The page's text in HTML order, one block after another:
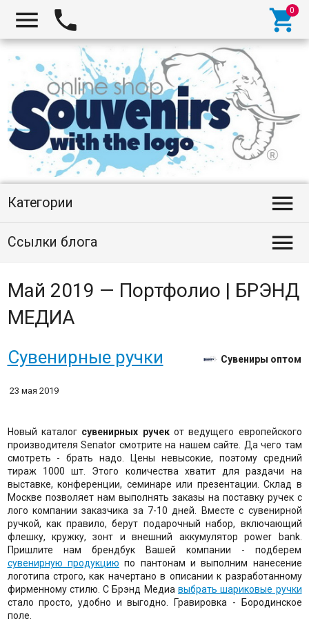
  
Категории 
Ссылки блога 
Май 2019 — Портфолио | БРЭНД
МЕДИА
Сувенирные ручки Сувениры оптом
23 мая 2019
Новый каталог сувенирных ручекот ведущего европейского
производителя Senator смотрите на нашем сайте. Да чего там
смотреть - брать надо. Цены невысокие, поэтому средний
тираж 1000 шт. Этого количества хватит для раздачи на
выставке, конференции, семинаре или презентации. Склад в
Москве позволяет нам выполнять заказы на поставку ручек с
лого компании заказчика за 7-10 дней. Вместе с сувенирной
ручкой, как правило, берут подарочный набор, включающий
флешку, кружку, зонт и внешний аккумулятор power bank.
Пришлите нам брендбук Вашей компании - подберем
сувенирную продукцию по пантонам и выполним нанесение
логотипа строго, как начертано в описании к разработанному
фирменному стилю. С Брэнд Медиа выбрать шариковые ручки
стало просто, удобно и выгодно. Гравировка - Бородинское
поле.